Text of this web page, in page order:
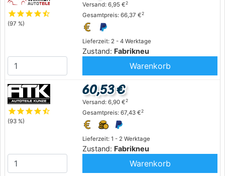
starstarstarstarstar_half
(97 %)
Lieferzeit: 2 - 4 Werktage
Zustand: Fabrikneu
Versand: 6,95 €2
Gesamtpreis: 66,37 €2
Warenkorb
starstarstarstarstar_half
(93 %)
Lieferzeit: 1 - 2 Werktage
Zustand: Fabrikneu
60,53 €
Versand: 6,90 €2
Gesamtpreis: 67,43 €2
Warenkorb